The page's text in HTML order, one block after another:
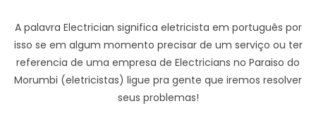
A palavra Electrician significa eletricista em português por
isso se em algum momento precisar de um serviço ou ter
referencia de uma empresa de Electricians no Paraiso do
Morumbi (eletricistas) ligue pra gente que iremos resolver
seus problemas!